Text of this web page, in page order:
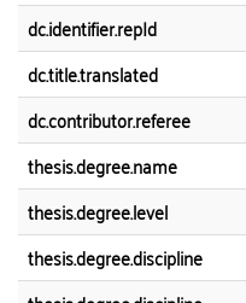
dc.identifier.repId
dc.title.translated
dc.contributor.referee
thesis.degree.name
thesis.degree.level
thesis.degree.discipline